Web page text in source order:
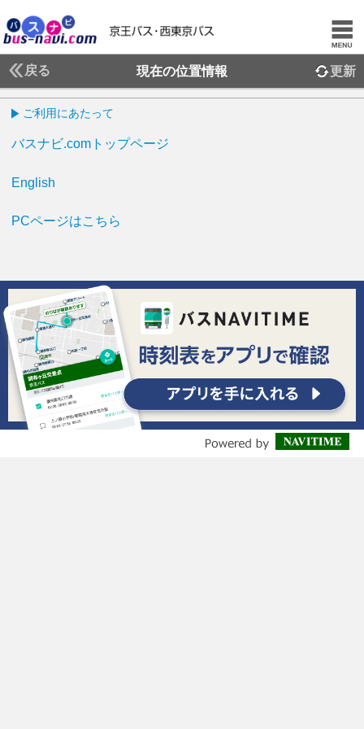
戻る 現在の位置情報 更新
ご利用にあたって
バスナビ.comトップページ
English
PCページはこちら